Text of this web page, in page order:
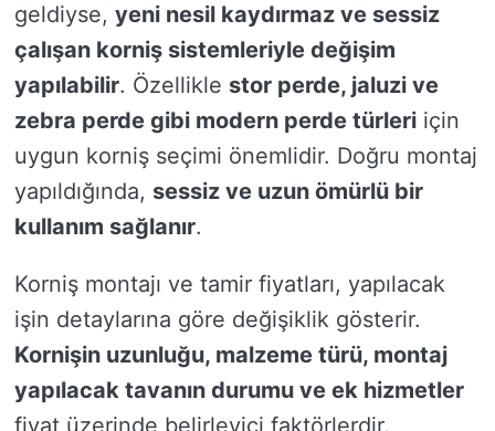
geldiyse, yeni nesil kaydırmaz ve sessiz
çalışan korniş sistemleriyle değişim
yapılabilir. Özellikle stor perde, jaluzi ve
zebra perde gibi modern perde türleri için
uygun korniş seçimi önemlidir. Doğru montaj
yapıldığında, sessiz ve uzun ömürlü bir
kullanım sağlanır.
Korniş montajı ve tamir fiyatları, yapılacak
işin detaylarına göre değişiklik gösterir.
Kornişin uzunluğu, malzeme türü, montaj
yapılacak tavanın durumu ve ek hizmetler
fiyat üzerinde belirleyici faktörlerdir.